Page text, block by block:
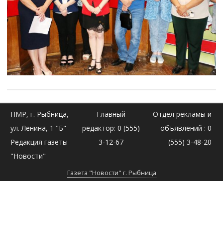
ПМР, г. Рыбница,
ул. Ленина, 1 "Б"
Редакция газеты
"Новости"
Главный
редактор: 0 (555)
3-12-67
Отдел рекламы и
объявлений : 0
(555) 3-48-20
Газета "Новости" г. Рыбница